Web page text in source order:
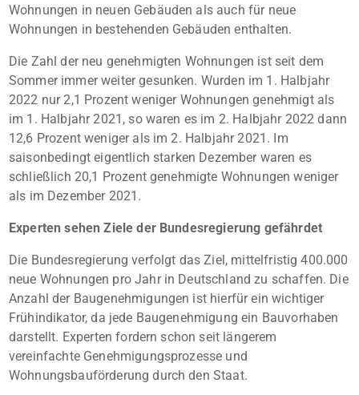
Wohnungen in neuen Gebäuden als auch für neue
Wohnungen in bestehenden Gebäuden enthalten.
Die Zahl der neu genehmigten Wohnungen ist seit dem
Sommer immer weiter gesunken. Wurden im 1. Halbjahr
2022 nur 2,1 Prozent weniger Wohnungen genehmigt als
im 1. Halbjahr 2021, so waren es im 2. Halbjahr 2022 dann
12,6 Prozent weniger als im 2. Halbjahr 2021. Im
saisonbedingt eigentlich starken Dezember waren es
schließlich 20,1 Prozent genehmigte Wohnungen weniger
als im Dezember 2021.
Experten sehen Ziele der Bundesregierung gefährdet
Die Bundesregierung verfolgt das Ziel, mittelfristig 400.000
neue Wohnungen pro Jahr in Deutschland zu schaffen. Die
Anzahl der Baugenehmigungen ist hierfür ein wichtiger
Frühindikator, da jede Baugenehmigung ein Bauvorhaben
darstellt. Experten fordern schon seit längerem
vereinfachte Genehmigungsprozesse und
Wohnungsbauförderung durch den Staat.